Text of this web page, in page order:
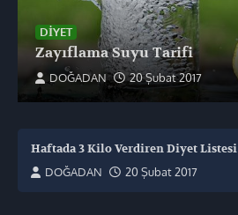
DIYET
Zayıflama Suyu Tarifi
DOĞADAN 20 Şubat 2017
Haftada 3 Kilo Verdiren Diyet Listesi
DOĞADAN
20 Şubat 2017